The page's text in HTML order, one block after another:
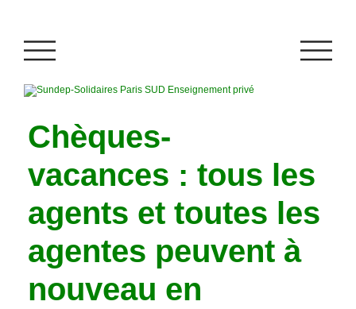
Chèques-
vacances : tous les
agents et toutes les
agentes peuvent à
nouveau en